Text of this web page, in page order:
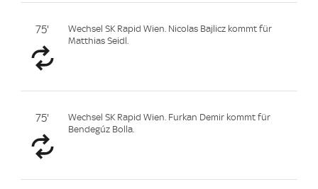
75'
Wechsel SK Rapid Wien. Nicolas Bajlicz kommt für
Matthias Seidl.
75'
Wechsel SK Rapid Wien. Furkan Demir kommt für
Bendegúz Bolla.